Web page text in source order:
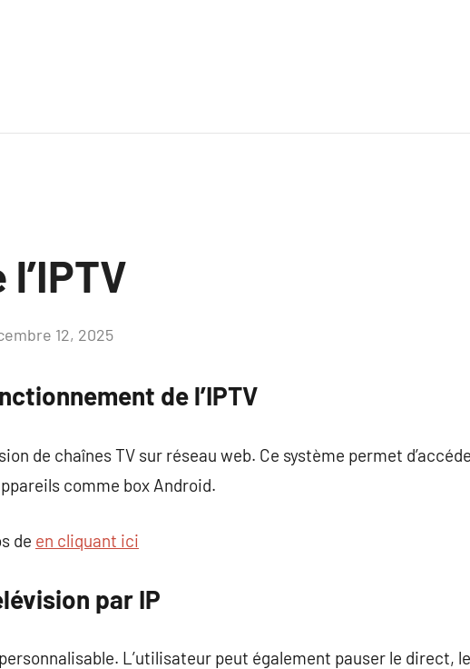
l’IPTV
12, 2025
de l’IPTV
de chaînes TV sur réseau web. Ce système permet
comme box Android.
de en cliquant ici
par IP
L’utilisateur peut également pauser le direct,